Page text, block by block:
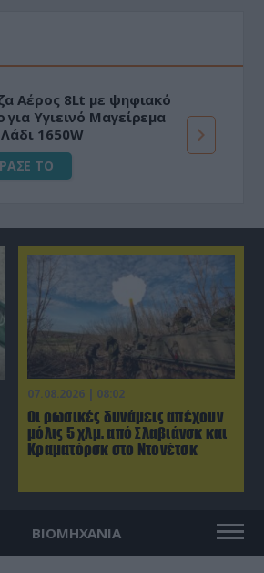
Αέρος 8Lt με ψηφιακό
για Υγιεινό Μαγείρεμα
1650W
ΤΟ
07.08.2026 | 08:02
Οι ρωσικές δυνάμεις απέχουν
μόλις 5 χλμ. από Σλαβιάνσκ και
Κραματόρσκ στο Ντονέτσκ
ΒΙΟΜΗΧΑΝΙΑ